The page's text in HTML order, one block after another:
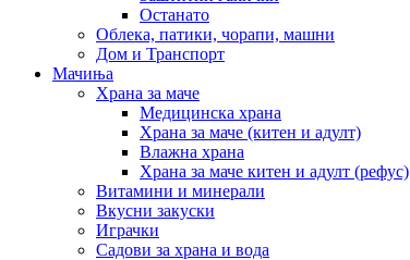
Останато
Облека, патики, чорапи, машни
Дом и Транспорт
Мачиња
Храна за маче
Медицинска храна
Храна за маче (китен и адулт)
Влажна храна
Храна за маче китен и адулт (рефус)
Витамини и минерали
Вкусни закуски
Играчки
Садови за храна и вода